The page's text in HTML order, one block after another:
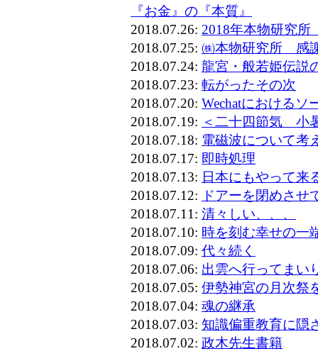
『お金』の『本質』
2018.07.26: 2018年本物研究
2018.07.25: ㈱本物研究所 感
2018.07.24: 龍宮・般若姫伝説
2018.07.23: 転がったその次
2018.07.20: Wechatにおけるソ
2018.07.19: ＜二十四節気 小
2018.07.18: 電磁波について考
2018.07.17: 即時処理
2018.07.13: 日本にもやって来
2018.07.12:
ドアーを閉めさせ
2018.07.11: 清々しい、、、
2018.07.10: 時を刻む幸せの一
2018.07.09: 代々続く
2018.07.06: 出雲へ行ってまい
2018.07.05: 伊勢神宮の月次祭
2018.07.04: 魂の継承
2018.07.03: 知識偏重教育に隠
2018.07.02: 政木先生書籍